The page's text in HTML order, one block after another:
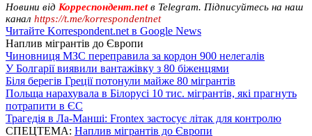
Новини від Корреспондент.netв Telegram. Підписуйтесь на наш
канал https://t.me/korrespondentnet
Читайте Korrespondent.net в Google News
Наплив мігрантів до Європи
Чиновниця МЗС переправила за кордон 900 нелегалів
У Болгарії виявили вантажівку з 80 біженцями
Біля берегів Греції потонули майже 80 мігрантів
Польща нарахувала в Білорусі 10 тис. мігрантів, які прагнуть
потрапити в ЄС
Трагедія в Ла-Манші: Frontex застосує літак для контролю
СПЕЦТЕМА: Наплив мігрантів до Європи